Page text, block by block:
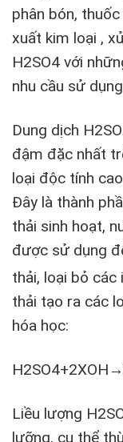
phân bón,
xuất kim loại ,
H2SO4 với
nhu cầu sử
Dung dịch
đậm đặc nhất
loại độc tính
Đây là thành
thải sinh hoạt,
được sử dụng
thải, loại bỏ các
thải tạo ra các
hóa học:
Liều lượng
lưỡng, cụ thể